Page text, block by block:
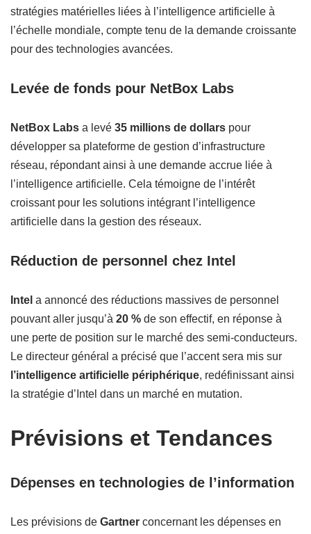
stratégies matérielles liées à l’intelligence artificielle à
l’échelle mondiale, compte tenu de la demande croissante
pour des technologies avancées.
Levée de fonds pour NetBox Labs
NetBox Labs a levé 35 millions de dollars pour
développer sa plateforme de gestion d’infrastructure
réseau, répondant ainsi à une demande accrue liée à
l’intelligence artificielle. Cela témoigne de l’intérêt
croissant pour les solutions intégrant l’intelligence
artificielle dans la gestion des réseaux.
Réduction de personnel chez Intel
Intel a annoncé des réductions massives de personnel
pouvant aller jusqu’à 20 % de son effectif, en réponse à
une perte de position sur le marché des semi-conducteurs.
Le directeur général a précisé que l’accent sera mis sur
l’intelligence artificielle périphérique, redéfinissant ainsi
la stratégie d’Intel dans un marché en mutation.
Prévisions et Tendances
Dépenses en technologies de l’information
Les prévisions de Gartner concernant les dépenses en